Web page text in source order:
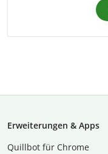
Erweiterungen & Apps
Quillbot für Chrome